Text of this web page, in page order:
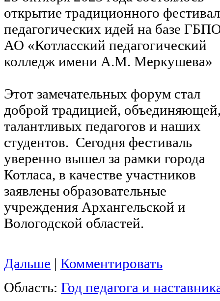
открытие традиционного
педагогических идей на базе
АО «Котласский педагогический
колледж имени А.М. Меркушева»
Этот замечательных форум стал
доброй традицией,
талантливых педагогов и наших
студентов. Сегодня фестиваль
уверенно вышел за рамки города
Котласа, в качестве участников
заявлены образовательные
учреждения Архангельской и
Вологодской областей.
Дальше | Комментировать
Область: Год педагога и